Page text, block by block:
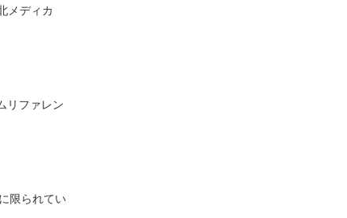
メディカ
リファレン
限られてい